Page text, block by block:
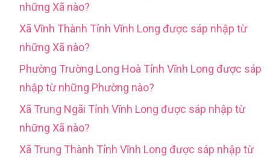
những Xã nào?
Xã Vĩnh Thành Tỉnh Vĩnh Long được sáp nhập từ
những Xã nào?
Phường Trường Long Hoà Tỉnh Vĩnh Long được sáp
nhập từ những Phường nào?
Xã Trung Ngãi Tỉnh Vĩnh Long được sáp nhập từ
những Xã nào?
Xã Trung Thành Tỉnh Vĩnh Long được sáp nhập từ